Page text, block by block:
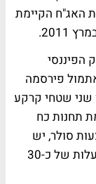
האג"ח הקיימת
הפיננסי
פירסמה
שני שטחי קרקע
תחנות כח
סולר, יש
כושר ייצור של כ-60 מגוואט והיא נרכשה בעלות של כ-30